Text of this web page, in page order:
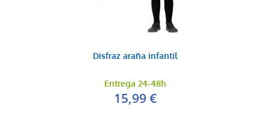
Disfraz araña infantil
Entrega 24-48h
15,99 €